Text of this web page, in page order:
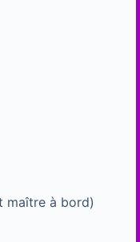
maître à bord)